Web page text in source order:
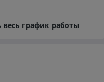
весь график работы